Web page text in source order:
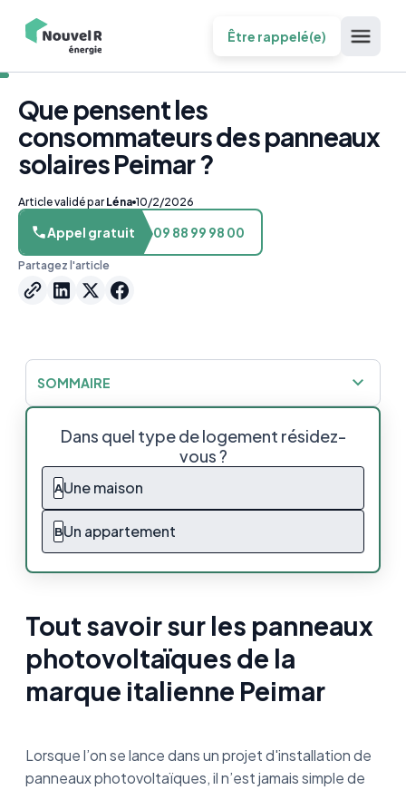
Être rappelé(e)
Que pensent les
consommateurs des panneaux
solaires Peimar ?
Article validé par Léna 10/2/2026
Appel gratuit 09 88 99 98 00
Partagez l'article
Dans quel type de logement résidez-
vous ?
AUne maison
BUn appartement
Tout savoir sur les panneaux
photovoltaïques de la
marque italienne Peimar
Lorsque l’on se lance dans un projet d'installation de
panneaux photovoltaïques, il n’est jamais simple de
SOMMAIRE
Tout savoir sur les panneaux photovoltaïques
de la marque italienne Peimar
Peimar, une marque italienne de panneaux
solaires
Les produits phares de la marque Peimar
Comparaison : Peimar et ses concurrents
Les avis des clients de la marque Peimar
Les panneaux solaires Peimar, en résumé